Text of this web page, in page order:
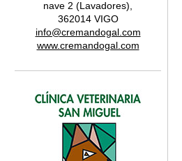
nave 2 (Lavadores),
362014 VIGO
info@cremandogal.com
www.cremandogal.com